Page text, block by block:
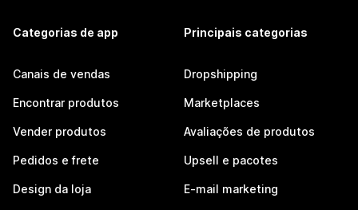
Categorias de app
Canais de vendas
Encontrar produtos
Vender produtos
Pedidos e frete
Design da loja
Principais categorias
Dropshipping
Marketplaces
Avaliações de produtos
Upsell e pacotes
E-mail marketing